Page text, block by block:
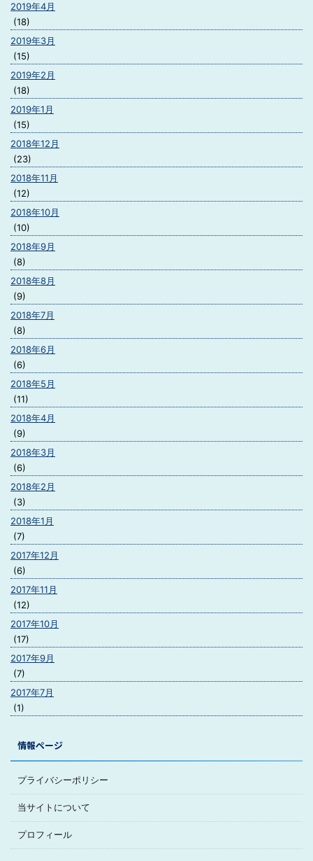
2019年4月
(18)
2019年3月
(15)
2019年2月
(18)
2019年1月
(15)
2018年12月
(23)
2018年11月
(12)
2018年10月
(10)
2018年9月
(8)
2018年8月
(9)
2018年7月
(8)
2018年6月
(6)
2018年5月
(11)
2018年4月
(9)
2018年3月
(6)
2018年2月
(3)
2018年1月
(7)
2017年12月
(6)
2017年11月
(12)
2017年10月
(17)
2017年9月
(7)
2017年7月
(1)
情報ページ
プライバシーポリシー
当サイトについて
プロフィール